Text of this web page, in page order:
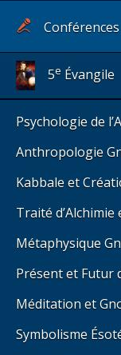
Conférences
5e Évangile
Psychologie de
Anthropologie
Kabbale et
Traité d’Alchimie
Métaphysique
Présent et Futur
Méditation et
Symbolisme